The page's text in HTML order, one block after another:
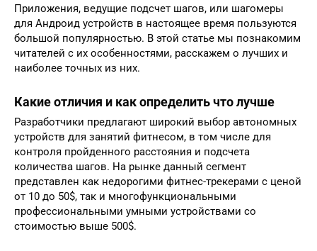
Приложения, ведущие подсчет шагов, или шагомеры
для Андроид устройств в настоящее время пользуются
большой популярностью. В этой статье мы познакомим
читателей с их особенностями, расскажем о лучших и
наиболее точных из них.
Какие отличия и как определить что лучше
Разработчики предлагают широкий выбор автономных
устройств для занятий фитнесом, в том числе для
контроля пройденного расстояния и подсчета
количества шагов. На рынке данный сегмент
представлен как недорогими фитнес-трекерами с ценой
от 10 до 50$, так и многофункциональными
профессиональными умными устройствами со
стоимостью выше 500$.